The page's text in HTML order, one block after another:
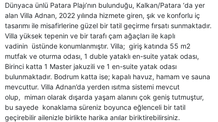
Dünyaca ünlü Patara Plajı’nın bulunduğu, Kalkan/Patara ‘da yer
alan Villa Adnan, 2022 yılında hizmete giren, şık ve konforlu iç
tasarımı ile misafirlerine güzel bir tatil geçirme fırsatı sunmaktadır.
Villa yüksek tepenin ve bir tarafı çam ağaçları ile kaplı
vadinin üstünde konumlanmıştır. Villa; giriş katında 55 m2
mutfak ve oturma odası, 1 duble yataklı en-suite yatak odası,
Birinci katta 1 Master jakuzili ve 1 en-suite yatak odası
bulunmaktadır. Bodrum katta ise; kapalı havuz, hamam ve sauna
mevcuttur. Villa Adnan’da yerden ısıtma sistemi mevcut
olup, mimarı olarak dışarda yaşam alanını çok geniş tutmuştur,
bu sayede konaklama süreniz boyunca eğlenceli bir tatil
geçirebilir ailenizle birlikte harika anılar biriktirebilirsiniz.